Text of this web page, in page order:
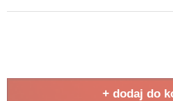
+ dodaj do